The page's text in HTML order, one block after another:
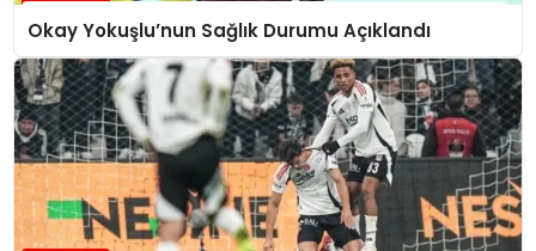
Okay Yokuşlu’nun Sağlık Durumu Açıklandı